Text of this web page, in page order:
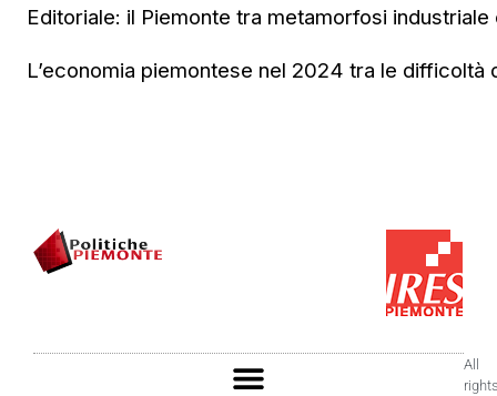
Editoriale: il Piemonte tra metamorfosi
L’economia piemontese nel 2024 tra le
All